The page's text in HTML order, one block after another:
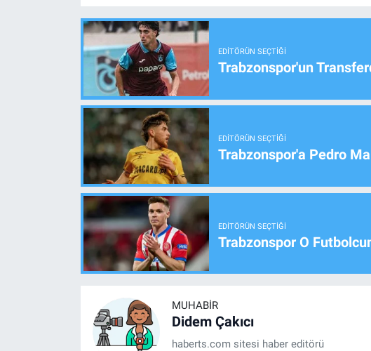
EDITÖRÜN SEÇTIĞI
Trabzonspor'un
EDITÖRÜN SEÇTIĞI
Trabzonspor'a Pedro
EDITÖRÜN SEÇTIĞI
Trabzonspor O
MUHABIR
Didem Çakıcı
haberts.com sitesi haber editörü